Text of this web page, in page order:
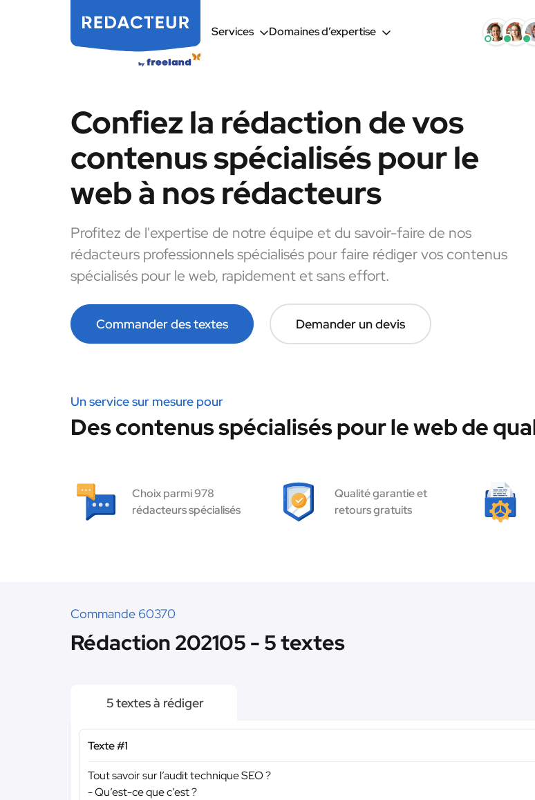
Services Domaines d’expertise
Confiez la rédaction de vos
contenus spécialisés pour le
web à nos rédacteurs
Profitez de l'expertise de notre équipe et du savoir-faire de nos
rédacteurs professionnels spécialisés pour faire rédiger vos contenus
spécialisés pour le web, rapidement et sans effort.
Commander des textes Demander un devis
Un service sur mesure pour
Des contenus spécialisés pour le web de
Choix parmi 978
rédacteurs spécialisés
Qualité garantie et
retours gratuits
Commande 60370
Rédaction 202105 - 5 textes
5 textes à rédiger
Texte #1
Tout savoir sur l’audit technique SEO ?
- Qu’est-ce que c’est ?